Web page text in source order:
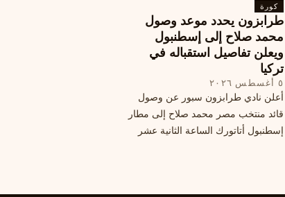
هذا الانتقال، وسط تقارير تفيد أن الهلال
يرحب بفراقته.
كورة
طرابزون يحدد موعد وصول
محمد صلاح إلى إسطنبول
ويعلن تفاصيل استقباله في
تركيا
٥ أغسطس ٢٠٢٦
أعلن نادي طرابزون سبور عن وصول
قائد منتخب مصر محمد صلاح إلى مطار
إسطنبول أتاتورك الساعة الثانية عشر